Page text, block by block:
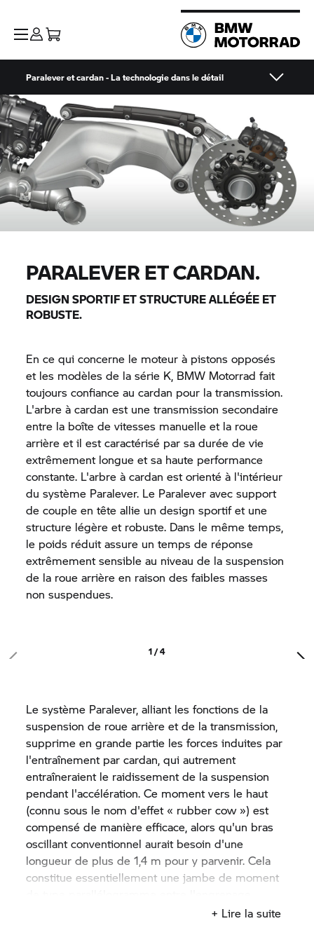
Paralever et cardan - La technologie dans le détail
PARALEVER ET CARDAN.
DESIGN SPORTIF ET STRUCTURE ALLÉGÉE ET
ROBUSTE.
En ce qui concerne le moteur à pistons opposés
et les modèles de la série K, BMW Motorrad fait
toujours confiance au cardan pour la transmission.
L'arbre à cardan est une transmission secondaire
entre la boîte de vitesses manuelle et la roue
arrière et il est caractérisé par sa durée de vie
extrêmement longue et sa haute performance
constante. L'arbre à cardan est orienté à l'intérieur
du système Paralever. Le Paralever avec support
de couple en tête allie un design sportif et une
structure légère et robuste. Dans le même temps,
le poids réduit assure un temps de réponse
extrêmement sensible au niveau de la suspension
de la roue arrière en raison des faibles masses
non suspendues.
1 / 4
Le système Paralever, alliant les fonctions de la
suspension de roue arrière et de la transmission,
supprime en grande partie les forces induites par
l'entraînement par cardan, qui autrement
entraîneraient le raidissement de la suspension
pendant l'accélération. Ce moment vers le haut
(connu sous le nom d'effet « rubber cow ») est
compensé de manière efficace, alors qu'un bras
oscillant conventionnel aurait besoin d'une
longueur de plus de 1,4 m pour y parvenir. Cela
constitue essentiellement une jambe de moment
+ Lire la suite